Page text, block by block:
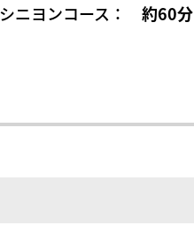
シニヨンコース： 約60